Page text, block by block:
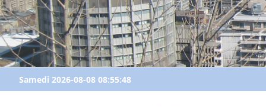
Samedi 2026-08-08 08:55:48